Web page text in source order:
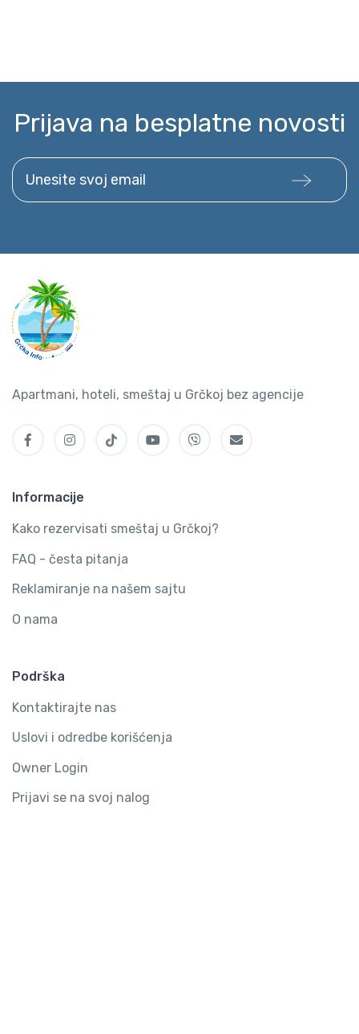
Prijava na besplatne novosti
Unesite svoj email
Apartmani, hoteli, smeštaj u Grčkoj bez agencije
Informacije
Kako rezervisati smeštaj u Grčkoj?
FAQ - česta pitanja
Reklamiranje na našem sajtu
O nama
Podrška
Kontaktirajte nas
Uslovi i odredbe korišćenja
Owner Login
Prijavi se na svoj nalog